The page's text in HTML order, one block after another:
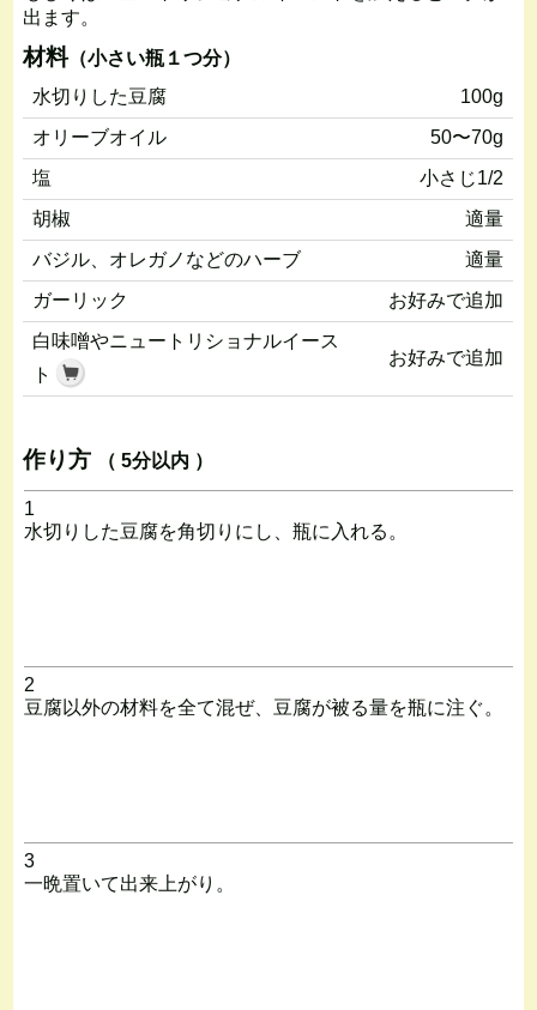
出ます。
材料（小さい瓶１つ分）
水切りした豆腐
100g
オリーブオイル
50〜70g
塩
小さじ1/2
胡椒
適量
バジル、オレガノなどのハーブ
適量
ガーリック
お好みで追加
白味噌やニュートリショナルイース
ト
お好みで追加
作り方 （ 5分以内 ）
1
水切りした豆腐を角切りにし、瓶に入れる。
2
豆腐以外の材料を全て混ぜ、豆腐が被る量を瓶に注ぐ。
3
一晩置いて出来上がり。